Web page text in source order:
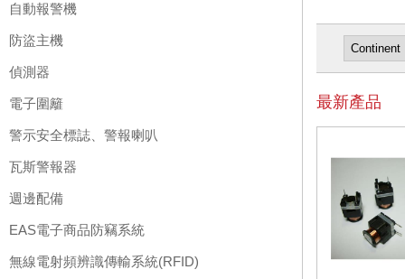
自動報警機
防盜主機
偵測器
電子圍籬
警示安全標誌、警報喇叭
瓦斯警報器
週邊配備
EAS電子商品防竊系統
無線電射頻辨識傳輸系統(RFID)
最新產品